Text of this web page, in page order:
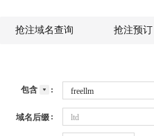
抢注域名查询 抢注预订
包含
域名后缀 ltd